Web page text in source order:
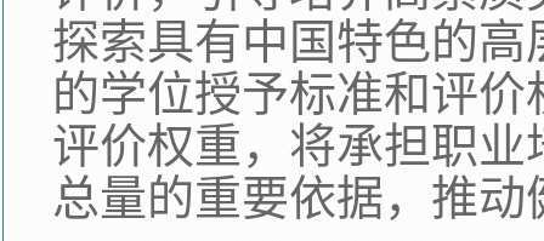
探索具有中国特色的
的学位授予标准和评
评价权重，将承担职
总量的重要依据，推